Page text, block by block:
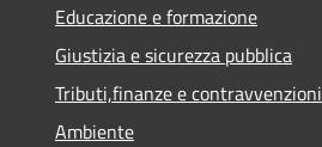
Educazione e formazione
Giustizia e sicurezza pubblica
Tributi,finanze e contravvenzioni
Ambiente